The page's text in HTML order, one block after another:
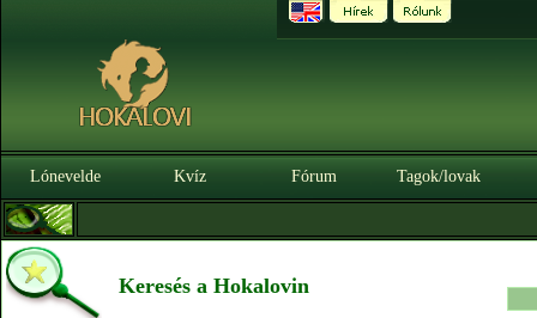
Lónevelde Kvíz Fórum Tagok/lovak
Keresés a Hokalovin